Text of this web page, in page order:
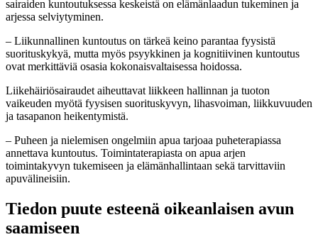
sairaiden kuntoutuksessa keskeistä on elämänlaadun tukeminen ja
arjessa selviytyminen.
– Liikunnallinen kuntoutus on tärkeä keino parantaa fyysistä
suorituskykyä, mutta myös psyykkinen ja kognitiivinen kuntoutus
ovat merkittäviä osasia kokonaisvaltaisessa hoidossa.
Liikehäiriösairaudet aiheuttavat liikkeen hallinnan ja tuoton
vaikeuden myötä fyysisen suorituskyvyn, lihasvoiman, liikkuvuuden
ja tasapanon heikentymistä.
– Puheen ja nielemisen ongelmiin apua tarjoaa puheterapiassa
annettava kuntoutus. Toimintaterapiasta on apua arjen
toimintakyvyn tukemiseen ja elämänhallintaan sekä tarvittaviin
apuvälineisiin.
Tiedon puute esteenä oikeanlaisen avun
saamiseen